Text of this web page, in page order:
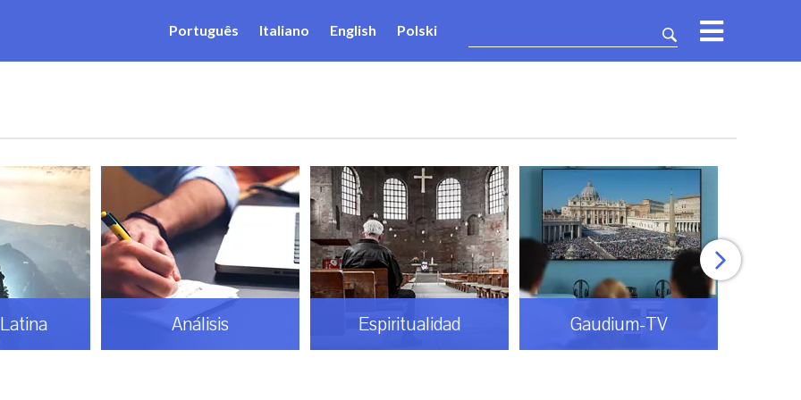
Português Italiano English Polski
Análisis Espiritualidad Gaudium-TV